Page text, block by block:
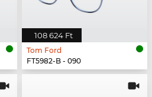
108 624 Ft
Tom Ford
FT5982-B - 090